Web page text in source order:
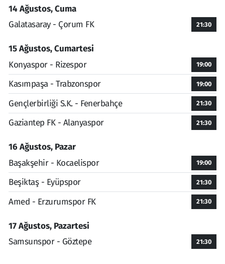
14 Ağustos, Cuma
Galatasaray - Çorum FK
21:30
15 Ağustos, Cumartesi
Konyaspor - Rizespor
19:00
Kasımpaşa - Trabzonspor 19:00
Gençlerbirliği S.K. - Fenerbahçe 21:30
Gaziantep FK - Alanyaspor 21:30
16 Ağustos, Pazar
Başakşehir - Kocaelispor
19:00
Beşiktaş - Eyüpspor 21:30
Amed - Erzurumspor FK 21:30
17 Ağustos, Pazartesi
Samsunspor - Göztepe
21:30